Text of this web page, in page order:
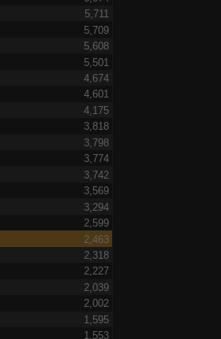
5,711
5,709
5,608
5,501
4,674
4,601
4,175
3,818
3,798
3,774
3,742
3,569
3,294
2,599
2,463
2,318
2,227
2,039
2,002
1,595
1,553